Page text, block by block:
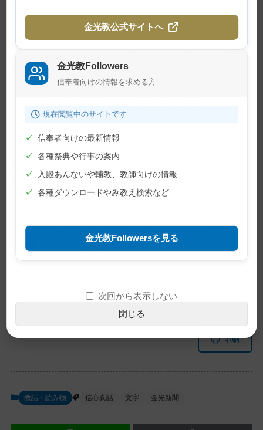
この時、良子さんは、あの時の若者たちが元気
で大人になってくれていることを、心の底から神
様へお礼申さずにはいられませんでした。そし
て、神様が私を使って、「こんばんは」と言わせ
出ましくださった神様のお働きにほかならなかっ
たと、良子さんはこの体験を今も心の中で大切に
しています。
※この記事は旧サイトから移行したも
のですので不具合があることがありま
す。ご了承ください。
メ
ナ
印刷
教話・読み物 信心真話 文字 金光新聞
金光教公式サイトへ
金光教Followers
信奉者向けの情報を求める方
現在閲覧中のサイトです
✓ 信奉者向けの最新情報
✓ 各種祭典や行事の案内
✓ 入殿あんないや輔教、教師向けの情報
✓ 各種ダウンロードやみ教え検索など
金光教Followersを見る
次回から表示しない
閉じる